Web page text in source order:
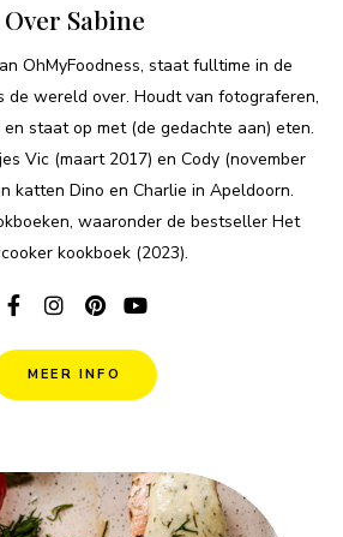
Over Sabine
OhMyFoodness, staat fulltime in de
de wereld over. Houdt van fotograferen,
staat op met (de gedachte aan) eten.
Vic (maart 2017) en Cody (november
katten Dino en Charlie in Apeldoorn.
waaronder de bestseller Het
kookboek (2023).
MEER INFO